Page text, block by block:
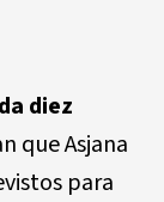
diez
que Asjana
para